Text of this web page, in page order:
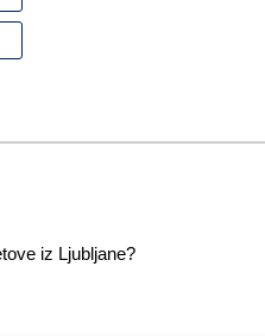
ili
nadimak
Email
(nije
iz Ljubljane?